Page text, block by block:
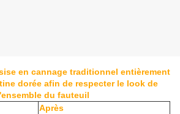
en cannage traditionnel entièrement
dorée afin de respecter le look de
du fauteuil
Après